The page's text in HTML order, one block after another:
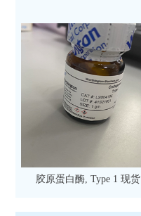
胶原蛋白酶, Type 1 现货